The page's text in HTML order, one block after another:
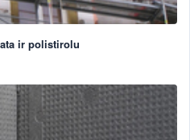
ir polistirolu